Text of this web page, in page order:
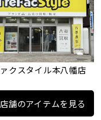
クスタイル本八幡店
舗のアイテムを見る